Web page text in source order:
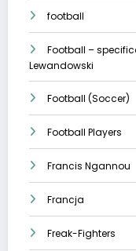
football
Football –
Lewandowski
Football (Soccer)
Football Players
Francis Ngannou
Francja
Freak-Fighters